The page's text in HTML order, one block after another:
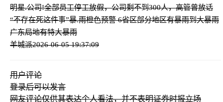
明星.公司!全部员工停工放假，公司剩不到300人，高管曾放话
“不存在死这件事”暴.雨橙色预警 6省区部分地区有暴雨到大暴雨
广东局地有特大暴雨
羊城派2026-06-05 19:37:09
用户评论
登录后可以发言
网友评论仅供其表达个人看法，并不表明证券时报立场